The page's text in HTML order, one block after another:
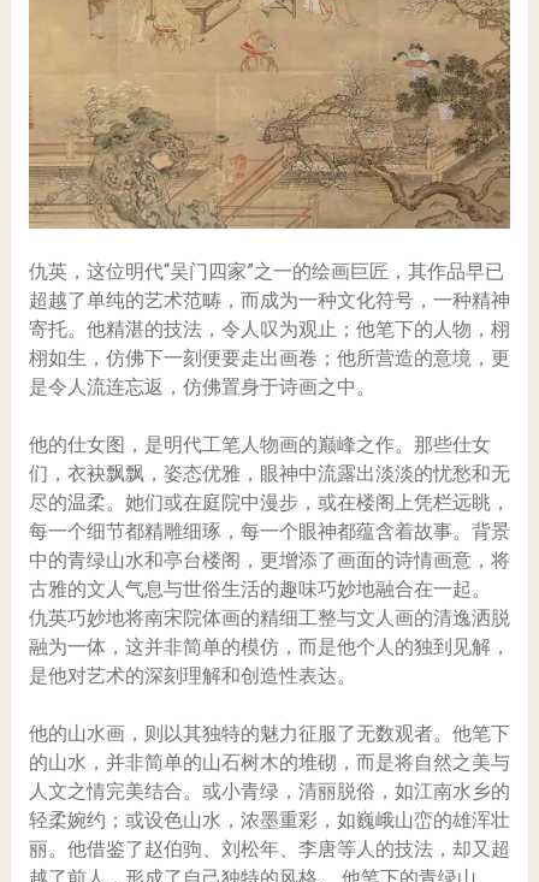
仇英，这位明代“吴门四家”之一的绘画巨匠，其作品早已
超越了单纯的艺术范畴，而成为一种文化符号，一种精神
寄托。他精湛的技法，令人叹为观止；他笔下的人物，栩
栩如生，仿佛下一刻便要走出画卷；他所营造的意境，更
是令人流连忘返，仿佛置身于诗画之中。
他的仕女图，是明代工笔人物画的巅峰之作。那些仕女
们，衣袂飘飘，姿态优雅，眼神中流露出淡淡的忧愁和无
尽的温柔。她们或在庭院中漫步，或在楼阁上凭栏远眺，
每一个细节都精雕细琢，每一个眼神都蕴含着故事。背景
中的青绿山水和亭台楼阁，更增添了画面的诗情画意，将
古雅的文人气息与世俗生活的趣味巧妙地融合在一起。
仇英巧妙地将南宋院体画的精细工整与文人画的清逸洒脱
融为一体，这并非简单的模仿，而是他个人的独到见解，
是他对艺术的深刻理解和创造性表达。
他的山水画，则以其独特的魅力征服了无数观者。他笔下
的山水，并非简单的山石树木的堆砌，而是将自然之美与
人文之情完美结合。或小青绿，清丽脱俗，如江南水乡的
轻柔婉约；或设色山水，浓墨重彩，如巍峨山峦的雄浑壮
丽。他借鉴了赵伯驹、刘松年、李唐等人的技法，却又超